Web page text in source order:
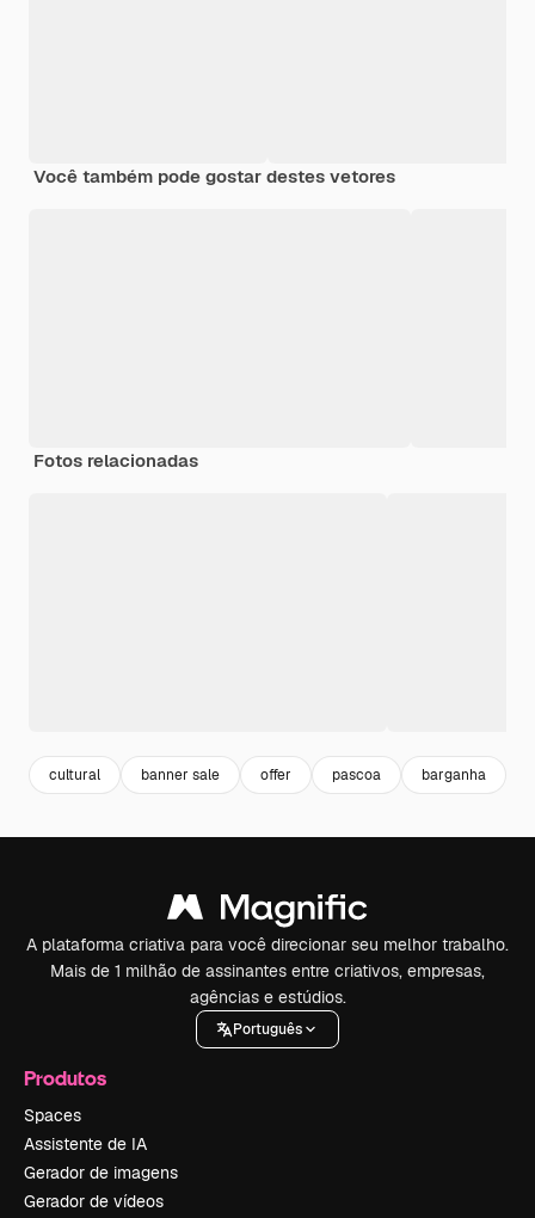
Você também pode gostar destes vetores
Fotos relacionadas
cultural banner sale offer pascoa barganha
A plataforma criativa para você direcionar seu melhor trabalho.
Mais de 1 milhão de assinantes entre criativos, empresas,
agências e estúdios.
Português
Produtos
Spaces
Assistente de IA
Gerador de imagens
Gerador de vídeos